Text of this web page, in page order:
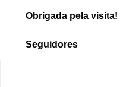
Obrigada pela visita!
Seguidores